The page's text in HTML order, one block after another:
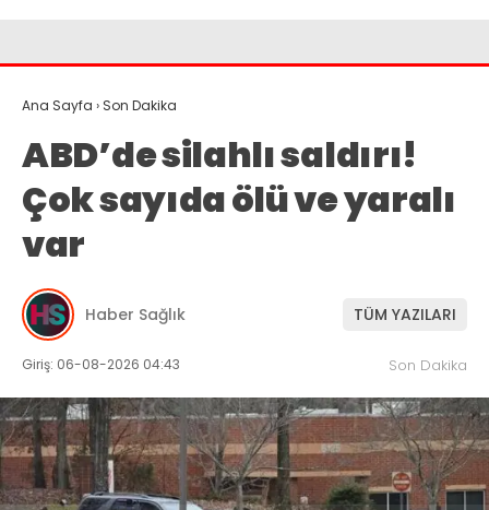
Ana Sayfa › Son Dakika
ABD’de silahlı saldırı!
Çok sayıda ölü ve yaralı
var
Haber Sağlık TÜM YAZILARI
Giriş: 06-08-2026 04:43 Son Dakika